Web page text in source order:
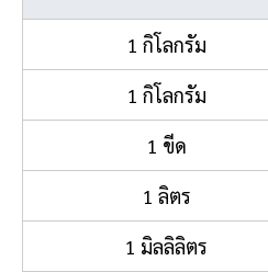
1 กิโลกรัม
1 กิโลกรัม
1 ขีด
1 ลิตร
1 มิลลิลิตร